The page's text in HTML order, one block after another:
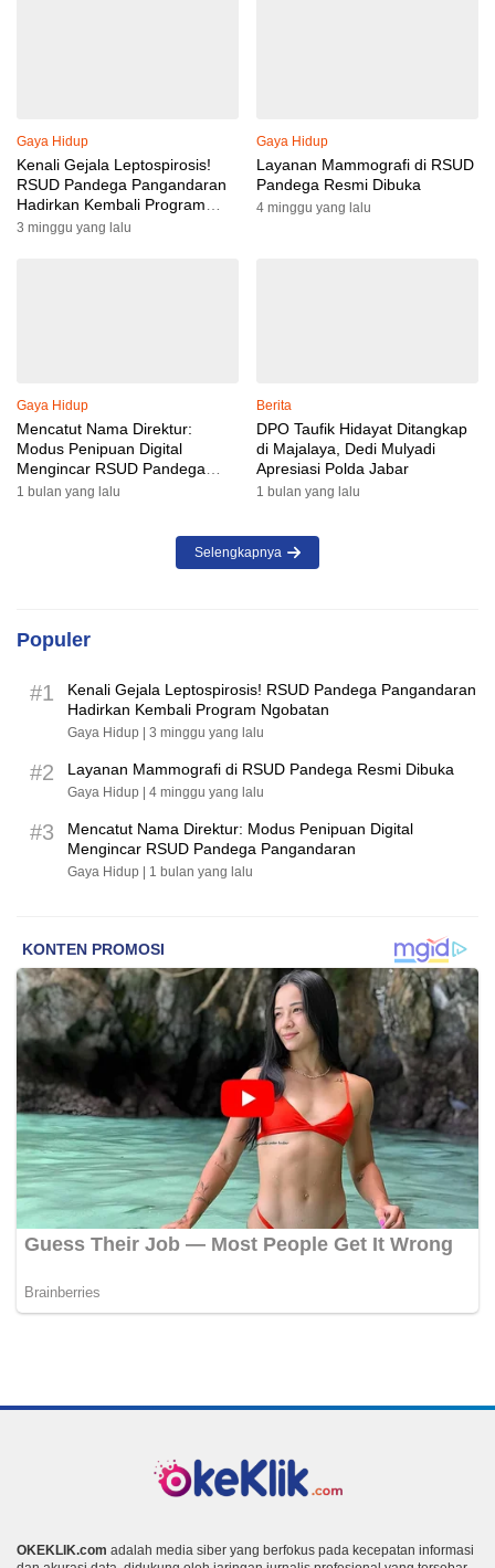
Gaya Hidup
Kenali Gejala Leptospirosis!
RSUD Pandega Pangandaran
Hadirkan Kembali Program
Ngobatan
3 minggu yang lalu
Gaya Hidup
Layanan Mammografi di RSUD
Pandega Resmi Dibuka
4 minggu yang lalu
Gaya Hidup
Mencatut Nama Direktur:
Modus Penipuan Digital
Mengincar RSUD Pandega
Pangandaran
1 bulan yang lalu
Berita
DPO Taufik Hidayat Ditangkap
di Majalaya, Dedi Mulyadi
Apresiasi Polda Jabar
1 bulan yang lalu
Selengkapnya
Populer
#1
Kenali Gejala Leptospirosis! RSUD Pandega Pangandaran
Hadirkan Kembali Program Ngobatan
Gaya Hidup | 3 minggu yang lalu
#2 Layanan Mammografi di RSUD Pandega Resmi Dibuka
Gaya Hidup | 4 minggu yang lalu
#3
Mencatut Nama Direktur: Modus Penipuan Digital
Mengincar RSUD Pandega Pangandaran
Gaya Hidup | 1 bulan yang lalu
OKEKLIK.com adalah media siber yang berfokus pada kecepatan informasi